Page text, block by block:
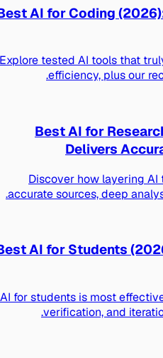
Best AI for Coding
Explore tested AI tools that
efficiency, plus our
Best AI for
Delivers
Discover how layering
accurate sources, deep
Best AI for Students
AI for students is most
verification, and